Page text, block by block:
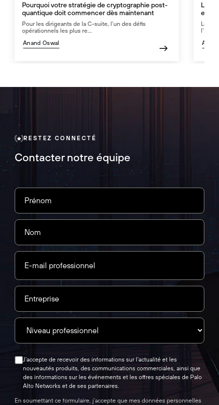
Pourquoi votre stratégie de cryptographie post-
quantique doit commencer dès maintenant
Pour les dirigeants de la C-suite, l’un des défis
opérationnels les plus re...
Anand Oswal
La
est
Le
l’IA –
RESTEZ CONNECTÉ
Contacter notre équipe
J’accepte de recevoir des informations sur l’actualité et les
nouveautés produits, des communications commerciales, ainsi que
des informations sur les événements et les offres spéciales de Palo
Alto Networks et de ses partenaires.
En soumettant ce formulaire, j’accepte que mes données personnelles